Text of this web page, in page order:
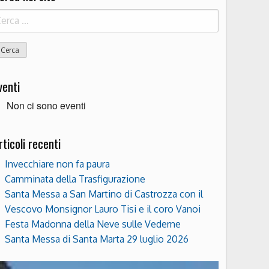
Non ci sono eventi
recenti
Invecchiare non fa paura
Camminata della Trasfigurazione
Santa Messa a San Martino di Castrozza con il
Vescovo Monsignor Lauro Tisi e il coro Vanoi
Festa Madonna della Neve sulle Vederne
Santa Messa di Santa Marta 29 luglio 2026